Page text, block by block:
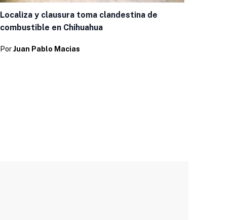
Localiza y clausura toma clandestina de
combustible en Chihuahua
PorJuan Pablo Macias